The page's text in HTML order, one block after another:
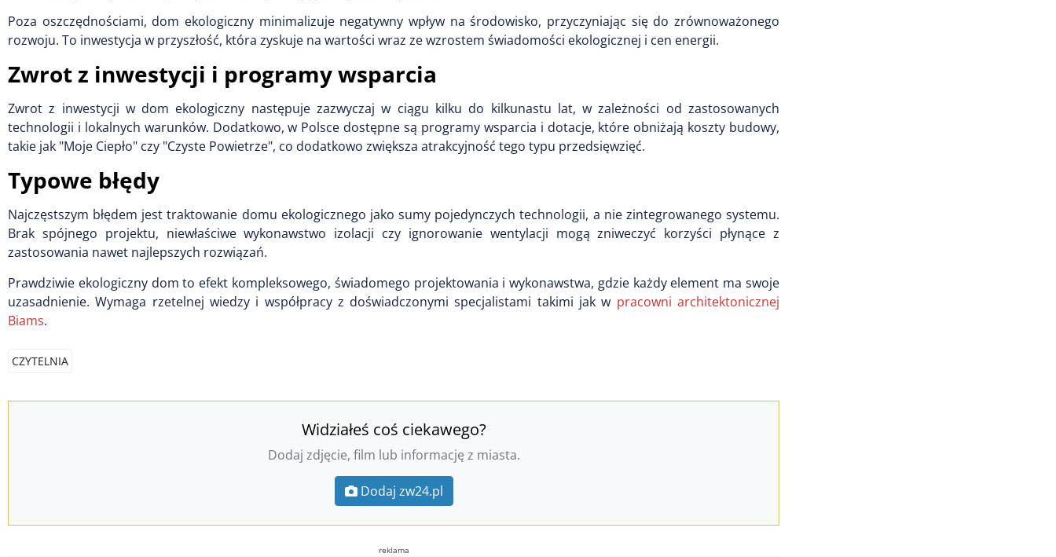
Poza oszczędnościami, dom ekologiczny minimalizuje negatywny wpływ na środowisko, przyczyniając się do zrównoważonego
rozwoju. To inwestycja w przyszłość, która zyskuje na wartości wraz ze wzrostem świadomości ekologicznej i cen energii.
Zwrot z inwestycji i programy wsparcia
Zwrot z inwestycji w dom ekologiczny następuje zazwyczaj w ciągu kilku do kilkunastu lat, w zależności od zastosowanych
technologii i lokalnych warunków. Dodatkowo, w Polsce dostępne są programy wsparcia i dotacje, które obniżają koszty budowy,
takie jak "Moje Ciepło" czy "Czyste Powietrze", co dodatkowo zwiększa atrakcyjność tego typu przedsięwzięć.
Typowe błędy
Najczęstszym błędem jest traktowanie domu ekologicznego jako sumy pojedynczych technologii, a nie zintegrowanego systemu.
Brak spójnego projektu, niewłaściwe wykonawstwo izolacji czy ignorowanie wentylacji mogą zniweczyć korzyści płynące z
zastosowania nawet najlepszych rozwiązań.
Prawdziwie ekologiczny dom to efekt kompleksowego, świadomego projektowania i wykonawstwa, gdzie każdy element ma swoje
uzasadnienie. Wymaga rzetelnej wiedzy i współpracy z doświadczonymi specjalistami takimi jak w pracowni architektonicznej
Biams.
CZYTELNIA
Widziałeś coś ciekawego?
Dodaj zdjęcie, film lub informację z miasta.
Dodaj zw24.pl
reklama